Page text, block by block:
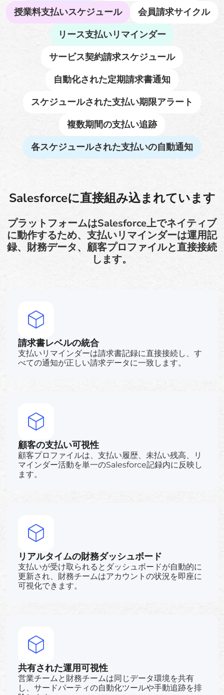
授業料支払いスケジュール
会員請求サイクル
リース支払いリマインダー
サービス契約請求スケジュール
自動化された定期請求書通知
スケジュールされた支払い期限アラート
複数期間の支払い追跡
各スケジュールされた支払いの自動通知
Salesforceに直接組み込まれています
プラットフォームはSalesforce上でネイティブ
に動作するため、支払いリマインダーは運用記
録、財務データ、顧客プロファイルと直接接続
します。
請求書レベルの統合
支払いリマインダーは請求書記録に直接接続し、す
べての通知が正しい請求データに一致します。
顧客の支払い可視性
顧客プロファイルは、支払い履歴、未払い残高、リ
マインダー活動を単一のSalesforce記録内に反映し
ます。
リアルタイムの財務ダッシュボード
支払いが受け取られるとダッシュボードが自動的に
更新され、財務チームはアカウントの状況を即座に
可視化できます。
共有された運用可視性
営業チームと財務チームは同じデータ環境を共有
し、サードパーティの自動化ツールや手動追跡を排